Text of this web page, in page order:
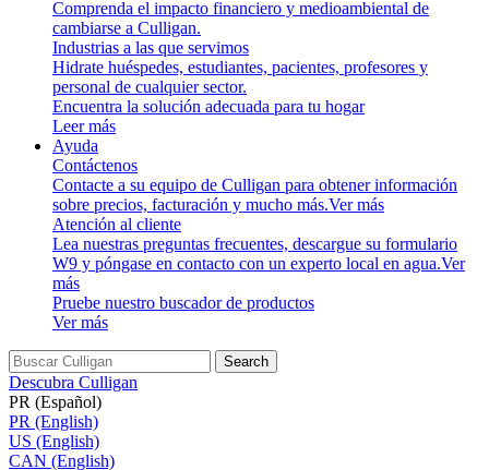
Comprenda el impacto financiero y medioambiental de
cambiarse a Culligan.
Industrias a las que servimos
Hidrate huéspedes, estudiantes, pacientes, profesores y
personal de cualquier sector.
Encuentra la solución adecuada para tu hogar
Leer más
Ayuda
Contáctenos
Contacte a su equipo de Culligan para obtener información
sobre precios, facturación y mucho más.Ver más
Atención al cliente
Lea nuestras preguntas frecuentes, descargue su formulario
W9 y póngase en contacto con un experto local en agua.Ver
más
Pruebe nuestro buscador de productos
Ver más
Search
Descubra Culligan
PR (Español)
PR (English)
US (English)
CAN (English)